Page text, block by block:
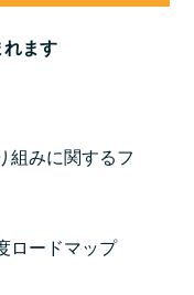
れます
組みに関するフ
ロードマップ